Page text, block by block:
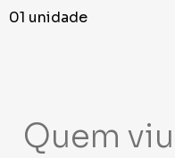
01 unidade
Quem